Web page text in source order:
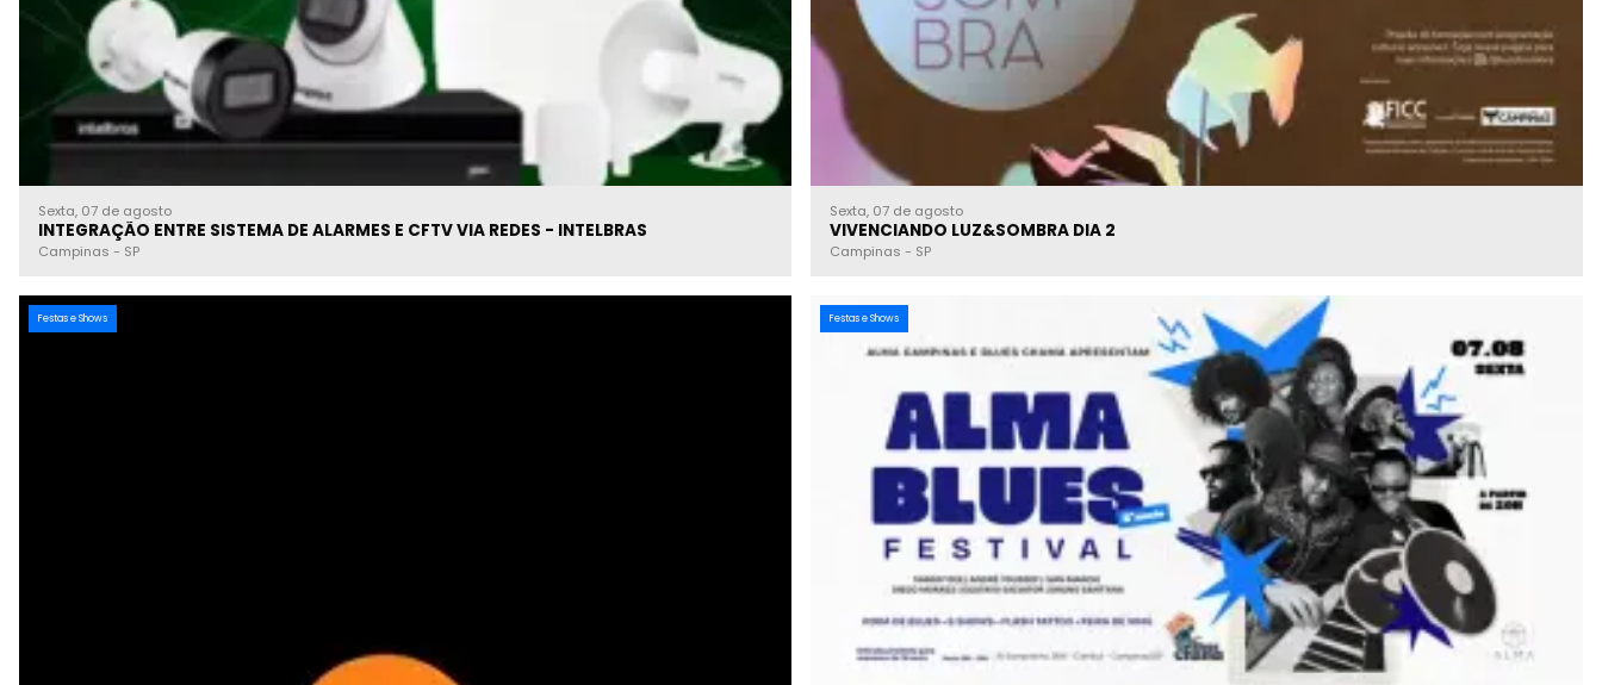
Sexta, 07 de agosto
INTEGRAÇÃO ENTRE SISTEMA DE ALARMES E CFTV VIA REDES - INTELBRAS
Campinas - SP
Sexta, 07 de agosto
VIVENCIANDO LUZ&SOMBRA DIA 2
Campinas - SP
Festas e Shows Festas e Shows